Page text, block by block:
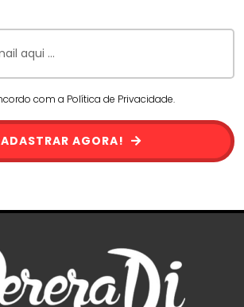
com a Política de Privacidade.
AGORA!